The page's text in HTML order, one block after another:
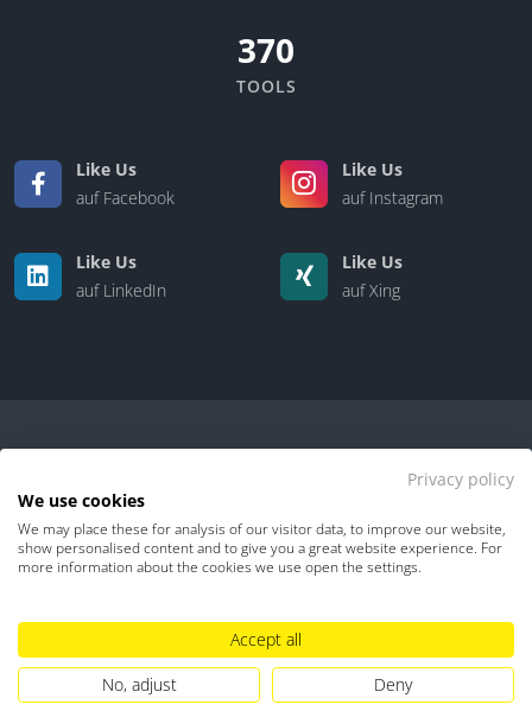
370
TOOLS
Like Us
auf Facebook
Like Us
auf Instagram
Like Us
auf LinkedIn
Like Us
auf Xing
Kontakt | Über uns
Impressum
Hinweisgebersystem
Umgang mit KI
Privacy policy
We use cookies
We may place these for analysis of our visitor data, to improve our website,
show personalised content and to give you a great website experience. For
more information about the cookies we use open the settings.
Accept all
No, adjust
Deny